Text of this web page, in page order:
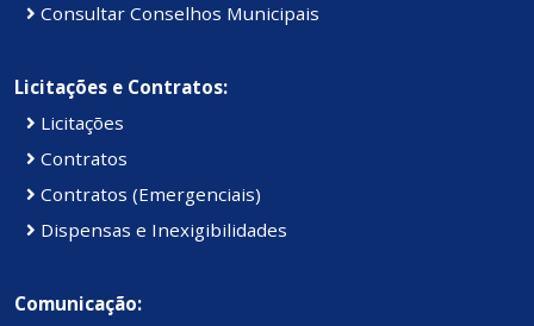
Consultar Conselhos Municipais
Licitações e Contratos:
Licitações
Contratos
Contratos (Emergenciais)
Dispensas e Inexigibilidades
Comunicação: